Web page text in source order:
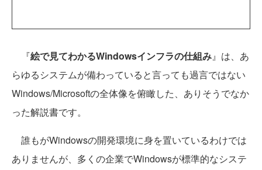
『絵で見てわかるWindowsインフラの仕組み』は、あ
らゆるシステムが備わっていると言っても過言ではない
Windows/Microsoftの全体像を俯瞰した、ありそうでなか
った解説書です。
誰もがWindowsの開発環境に身を置いているわけでは
ありませんが、多くの企業でWindowsが標準的なシステ